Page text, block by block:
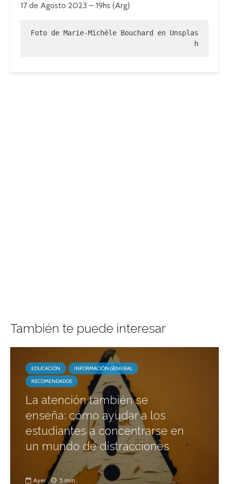
17 de Agosto 2023 – 19hs (Arg)
Foto de Marie-Michèle Bouchard en Unsplas
h
También te puede interesar
EDUCACIÓN
INFORMACIÓN GENERAL
RECOMENDADOS
La atención también se
enseña: cómo ayudar a los
estudiantes a concentrarse en
un mundo de distracciones
Ayer 5 min.